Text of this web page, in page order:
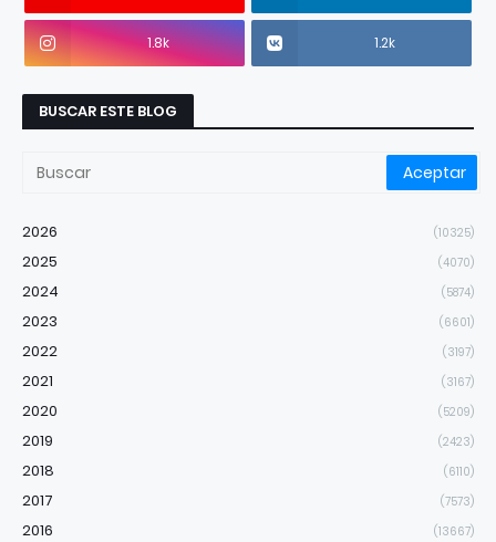
1.8k 1.2k
BUSCAR ESTE BLOG
2026 (10325)
2025 (4070)
2024 (5874)
2023 (6601)
2022 (3197)
2021 (3167)
2020 (5209)
2019 (2423)
2018 (6110)
2017 (7573)
2016 (13667)